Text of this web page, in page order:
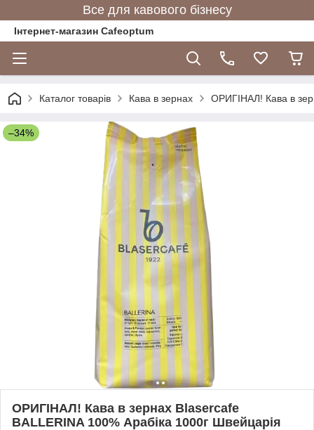
Все для кавового бізнесу
Інтернет-магазин Cafeoptum
Каталог товарів Кава в зернах ОРИГІНАЛ! Кава в
–34%
ОРИГІНАЛ! Кава в зернах Blasercafe
BALLERINA 100% Арабіка 1000г Швейцарія